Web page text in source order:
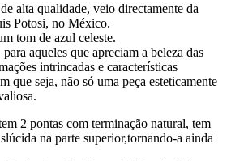
alta qualidade, veio directamente da
Potosi, no México.
tom de azul celeste.
aqueles que apreciam a beleza das
intrincadas e características
que seja, não só uma peça esteticamente
2 pontas com terminação natural, tem
na parte superior,tornando-a ainda